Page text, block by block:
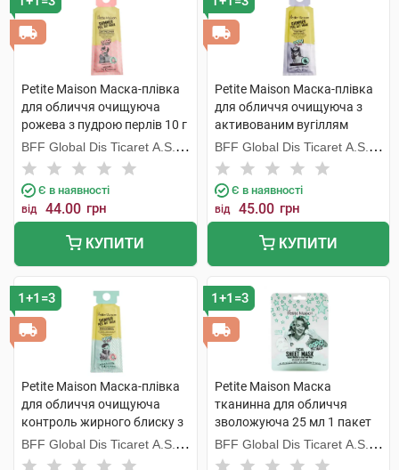
Petite Maison Маска-плівка
для обличчя очищуюча
рожева з пудрою перлів 10 г
1 пакет
BFF Global Dis Ticaret A.S.
(Туреччина)
Є в наявності
від 44.00 грн
КУПИТИ
Petite Maison Маска-плівка
для обличчя очищуюча з
активованим вугіллям
бамбуку 10 г 1 пакет
BFF Global Dis Ticaret A.S.
(Туреччина)
Є в наявності
від 45.00 грн
КУПИТИ
1+1=3
Petite Maison Маска-плівка
для обличчя очищуюча
контроль жирного блиску з
олією чайного дерева 10 г 1
пакет
BFF Global Dis Ticaret A.S.
(Туреччина)
1+1=3
Petite Maison Маска
тканинна для обличчя
зволожуюча 25 мл 1 пакет
BFF Global Dis Ticaret A.S.
(Туреччина)